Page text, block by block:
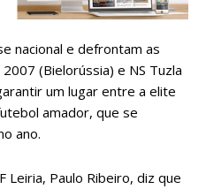
nacional e defrontam as
(Bielorússia) e NS Tuzla
um lugar entre a elite
amador, que se
ano.
Leiria, Paulo Ribeiro, diz que